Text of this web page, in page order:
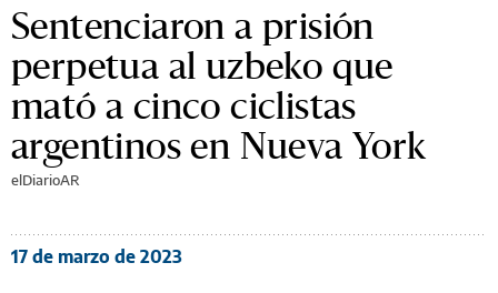
Sentenciaron a prisión
perpetua al uzbeko que
mató a cinco ciclistas
argentinos en Nueva York
elDiarioAR
17 de marzo de 2023